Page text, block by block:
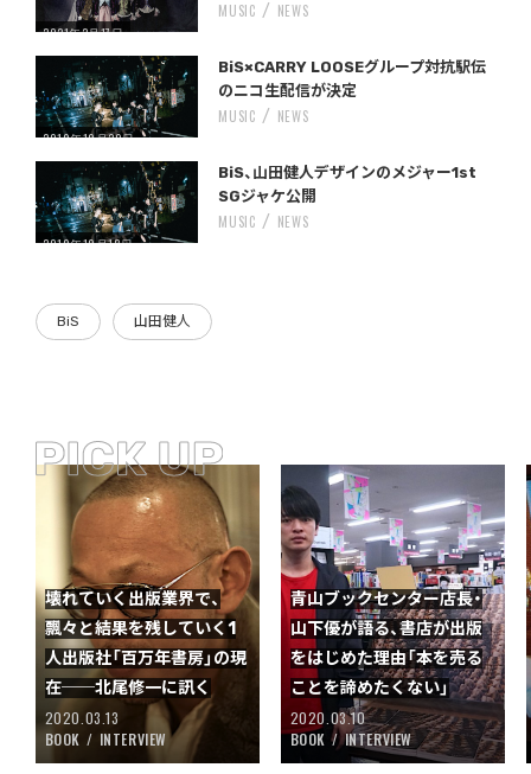
2021年2月17日
MUSIC NEWS
Warning : Undefined variable $post_id in
/home/storywriter/storywriter.tokyo/public_html/wp-content/themes/StoryWriter/single.phpon line242
BiS×CARRY LOOSEグループ対抗駅伝
のニコ生配信が決定
2019年10月29日
MUSIC NEWS
Warning : Undefined variable $post_id in
/home/storywriter/storywriter.tokyo/public_html/wp-content/themes/StoryWriter/single.phpon line242
BiS、山田健人デザインのメジャー1st
SGジャケ公開
2019年10月18日
MUSIC NEWS
BiS 山田健人
壊れていく出版業界で、
飄々と結果を残していく1
人出版社「百万年書房」の現
在──北尾修一に訊く
2020.03.13
BOOK
INTERVIEW
青山ブックセンター店長・
山下優が語る、書店が出版
をはじめた理由「本を売る
ことを諦めたくない」
2020.03.10
BOOK
INTERVIEW